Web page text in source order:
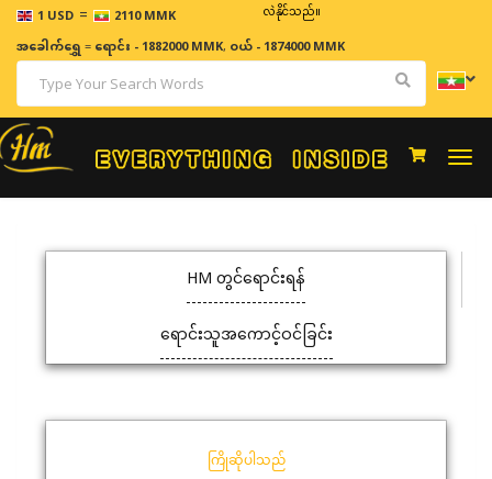
1 USD = 2110 MMK
ဈေးနှုန်းများသည် အချိန်နှင့် အမျှပြောင်းလဲနိုင်သည်။
အခေါက်ရွှေ=ရောင်း - 1882000 MMK, ဝယ် - 1874000 MMK
HM တွင်ရောင်းရန်
ရောင်းသူအကောင့်ဝင်ခြင်း
ကြိုဆိုပါသည်